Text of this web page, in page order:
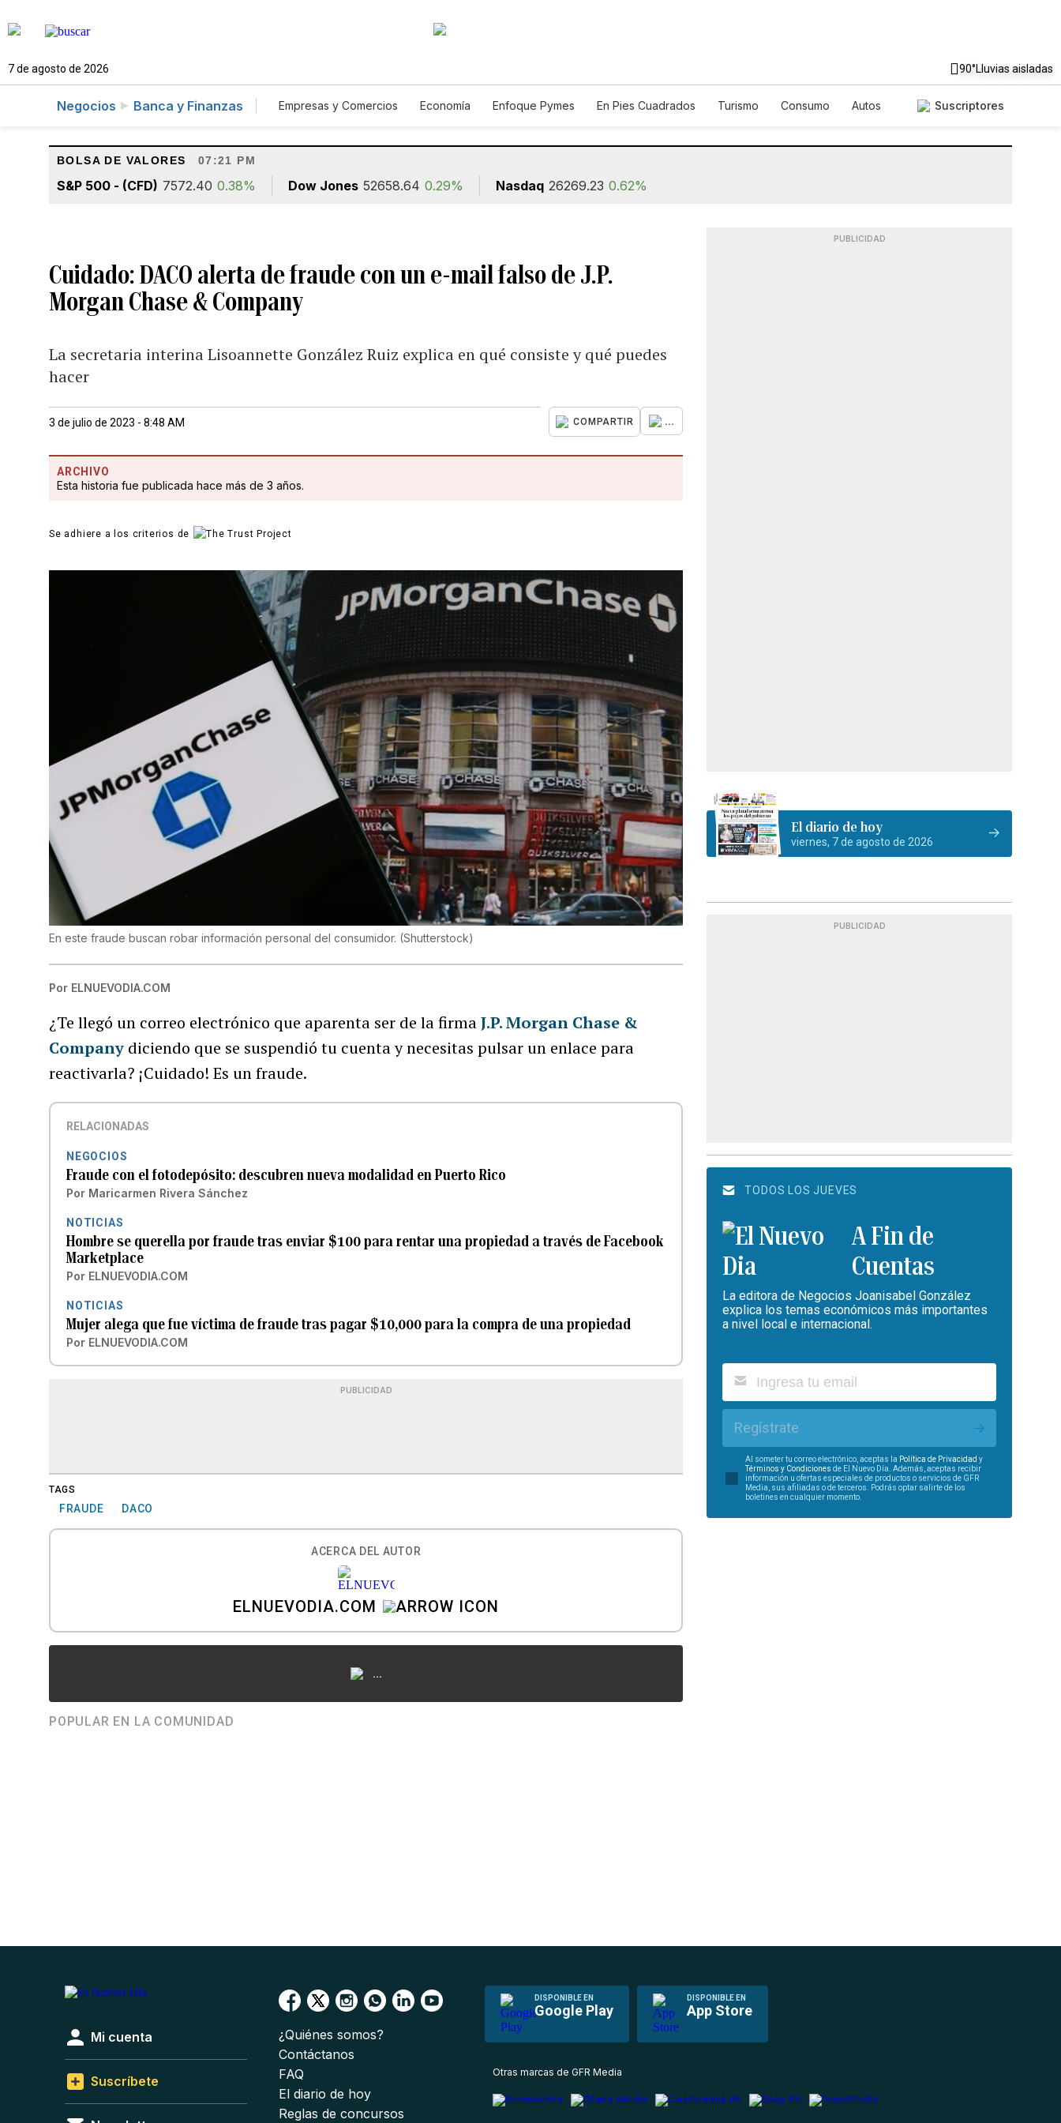
7 de agosto de 2026 90°Lluvias aisladas
Negocios Banca y Finanzas Empresas y Comercios Economía Enfoque Pymes En Pies Cuadrados Turismo Consumo
Autos
Suscriptores
BOLSA DE VALORES 07:21 PM
S&P 500 - (CFD) 7572.40 0.38% Dow Jones 52658.64 0.29% Nasdaq 26269.23 0.62%
Cuidado: DACO alerta de fraude con un e-mail falso de J.P.
Morgan Chase & Company
La secretaria interina Lisoannette González Ruiz explica en qué consiste y qué puedes
hacer
3 de julio de 2023 - 8:48 AM COMPARTIR ...
ARCHIVO
Esta historia fue publicada hace más de 3 años.
Se adhiere a los criterios de
En este fraude buscan robar información personal del consumidor. (Shutterstock)
Por ELNUEVODIA.COM
¿Te llegó un correo electrónico que aparenta ser de la firmaJ.P. Morgan Chase &
Company diciendo que se suspendió tu cuenta y necesitas pulsar un enlace para
reactivarla? ¡Cuidado! Es un fraude.
RELACIONADAS
NEGOCIOS
Fraude con el fotodepósito: descubren nueva modalidad en Puerto Rico
Por Maricarmen Rivera Sánchez
NOTICIAS
Hombre se querella por fraude tras enviar $100 para rentar una propiedad a través de Facebook
Marketplace
Por ELNUEVODIA.COM
NOTICIAS
Mujer alega que fue víctima de fraude tras pagar $10,000 para la compra de una propiedad
Por ELNUEVODIA.COM
PUBLICIDAD
TAGS
FRAUDE DACO
ACERCA DEL AUTOR
ELNUEVODIA.COM
...
POPULAR EN LA COMUNIDAD
PUBLICIDAD
El diario de hoy
viernes, 7 de agosto de 2026
PUBLICIDAD
TODOS LOS JUEVES
A Fin de
Cuentas
La editora de Negocios Joanisabel González
explica los temas económicos más importantes
a nivel local e internacional.
Regístrate
Al someter tu correo electrónico, aceptas la Política de Privacidad y
Términos y Condiciones de El Nuevo Día. Además, aceptas recibir
información u ofertas especiales de productos o servicios de GFR
Media, sus afiliadas o de terceros. Podrás optar salirte de los
boletines en cualquier momento.
DISPONIBLE EN
Google Play
DISPONIBLE EN
App Store
Mi cuenta
Suscríbete
¿Quiénes somos?
Contáctanos
FAQ
El diario de hoy
Reglas de concursos
Otras marcas de GFR Media